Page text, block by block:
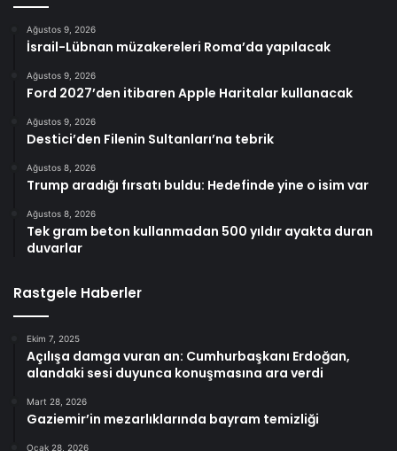
Ağustos 9, 2026
İsrail-Lübnan müzakereleri Roma’da yapılacak
Ağustos 9, 2026
Ford 2027’den itibaren Apple Haritalar kullanacak
Ağustos 9, 2026
Destici’den Filenin Sultanları’na tebrik
Ağustos 8, 2026
Trump aradığı fırsatı buldu: Hedefinde yine o isim var
Ağustos 8, 2026
Tek gram beton kullanmadan 500 yıldır ayakta duran
duvarlar
Rastgele Haberler
Ekim 7, 2025
Açılışa damga vuran an: Cumhurbaşkanı Erdoğan,
alandaki sesi duyunca konuşmasına ara verdi
Mart 28, 2026
Gaziemir’in mezarlıklarında bayram temizliği
Ocak 28, 2026